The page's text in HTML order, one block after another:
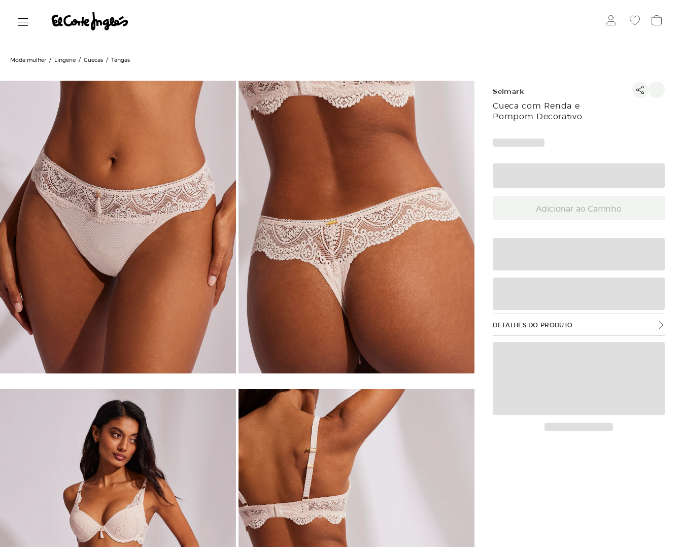
Moda mulher Lingerie Cuecas Tangas
Selmark
Cueca com Renda e
Pompom Decorativo
Adicionar ao Carrinho
DETALHES DO PRODUTO